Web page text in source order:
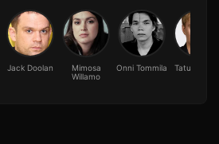
Jack Doolan
Mimosa
Willamo
Onni Tommila Tatu